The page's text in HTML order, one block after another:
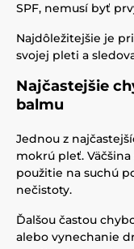
SPF, nemusí byť
Najdôležitejšie je
svojej pleti a
Najčastejšie
balmu
Jednou z
mokrú pleť.
použitie na suchú
nečistoty.
Ďalšou častou
alebo vynechanie